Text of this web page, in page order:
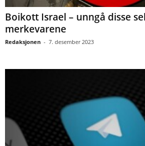
Boikott Israel – unngå disse
merkevarene
Redaksjonen - 7. desember 2023